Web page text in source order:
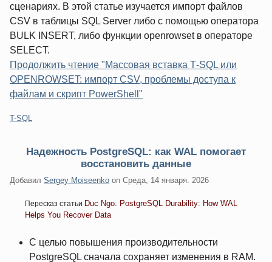
сценариях. В этой статье изучается импорт файлов
CSV в таблицы SQL Server либо с помощью оператора
BULK INSERT, либо функции openrowset в операторе
SELECT.
Продолжить чтение "Массовая вставка T‑SQL или
OPENROWSET: импорт CSV, проблемы доступа к
файлам и скрипт PowerShell"
Категории:
T-SQL
Надежность PostgreSQL: как WAL помогает
восстановить данные
Добавил Sergey Moiseenko on Среда, 14 января. 2026
Пересказ статьи Duc Ngo. PostgreSQL Durability: How WAL
Helps You Recover Data
С целью повышения производительности
PostgreSQL сначала сохраняет изменения в RAM.